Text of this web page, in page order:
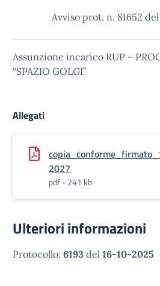
Avviso prot. n. 81652
Assunzione incarico RUP –
“SPAZIO GOLGI”
Allegati
2027
pdf - 241 kb
Ulteriori informazioni
Protocollo: 6193 del 16-10-2025